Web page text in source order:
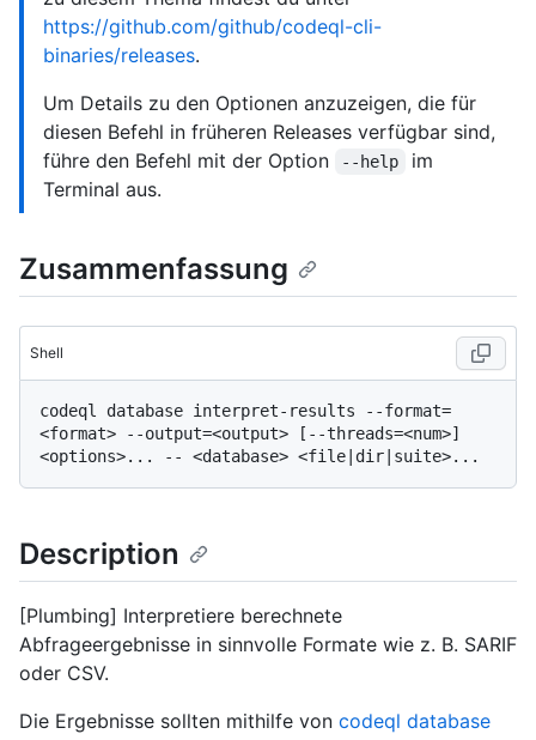
https://github.com/github/codeql-cli-
binaries/releases.
Um Details zu den Optionen anzuzeigen, die für
diesen Befehl in früheren Releases verfügbar sind,
führe den Befehl mit der Option
--help
im
Terminal aus.
Zusammenfassung
Shell
codeql database interpret-results --format=
<format> --output=<output> [--threads=<num>]
Description
[Plumbing] Interpretiere berechnete
Abfrageergebnisse in sinnvolle Formate wie z. B. SARIF
oder CSV.
Die Ergebnisse sollten mithilfe von codeql database